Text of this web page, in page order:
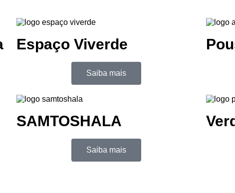
Espaço Viverde
Saiba mais
SAMTOSHALA
Saiba mais